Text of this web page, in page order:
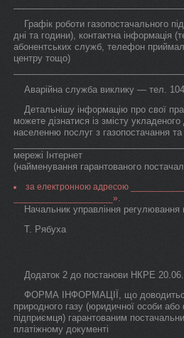
Графік роботи газопостачального
дні та години), контактна інформація
абонентських служб, телефон
центру тощо)
Аварійна служба виклику — тел.
Детальнішу інформацію про свої
можете дізнатися із змісту
населенню послуг з газопостачання та
мережі
(найменування гарантованого
за електронною адресою
____________________».
Начальник управління
Т. Рябуха
Додаток 2 до постанови НКРЕ
ФОРМА ІНФОРМАЦІЇ, що
природного газу (юридичної особи
підприємця) гарантованим
платіжному документі